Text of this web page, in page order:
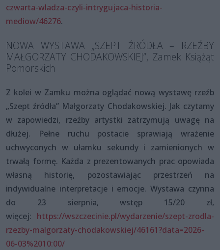
czwarta-wladza-czyli-intrygujaca-historia-
mediow/46276.
NOWA WYSTAWA „SZEPT ŹRÓDŁA – RZEŹBY
MAŁGORZATY CHODAKOWSKIEJ”, Zamek Książąt
Pomorskich
Z kolei w Zamku można oglądać nową wystawę rzeźb
„Szept źródła” Małgorzaty Chodakowskiej. Jak czytamy
w zapowiedzi, rzeźby artystki zatrzymują uwagę na
dłużej. Pełne ruchu postacie sprawiają wrażenie
uchwyconych w ułamku sekundy i zamienionych w
trwałą formę. Każda z prezentowanych prac opowiada
własną historię, pozostawiając przestrzeń na
indywidualne interpretacje i emocje. Wystawa czynna
do 23 sierpnia, wstęp 15/20 zł,
więcej: https://wszczecinie.pl/wydarzenie/szept-zrodla-
rzezby-malgorzaty-chodakowskiej/46161?data=2026-
06-03%2010:00/